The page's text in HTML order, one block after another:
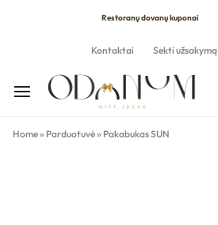
Restoranų dovanų kuponai
Kontaktai Sekti užsakymą
Home» Parduotuvė» Pakabukas SUN